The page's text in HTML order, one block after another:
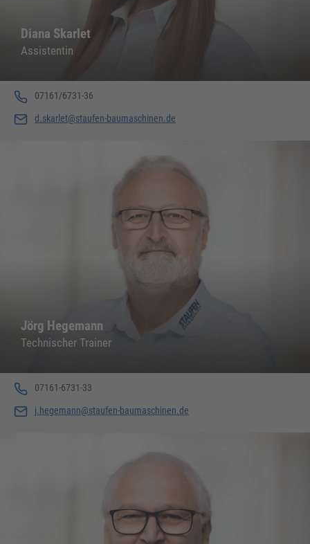
Diana Skarlet
Assistentin
07161/6731-36
d.skarlet@staufen-baumaschinen.de
Jörg Hegemann
Technischer Trainer
07161-6731-33
j.hegemann@staufen-baumaschinen.de